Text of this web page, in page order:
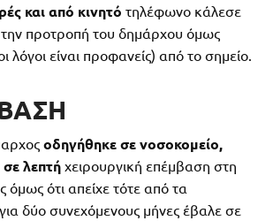
και από κινητό τηλέφωνο κάλεσε
προτροπή του δημάρχου όμως
λόγοι είναι προφανείς) από το σημείο.
οδηγήθηκε σε νοσοκομείο,
λεπτή χειρουργική επέμβαση στη
όμως ότι απείχε τότε από τα
δύο συνεχόμενους μήνες έβαλε σε